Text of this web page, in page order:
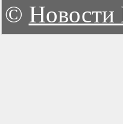
© Новости